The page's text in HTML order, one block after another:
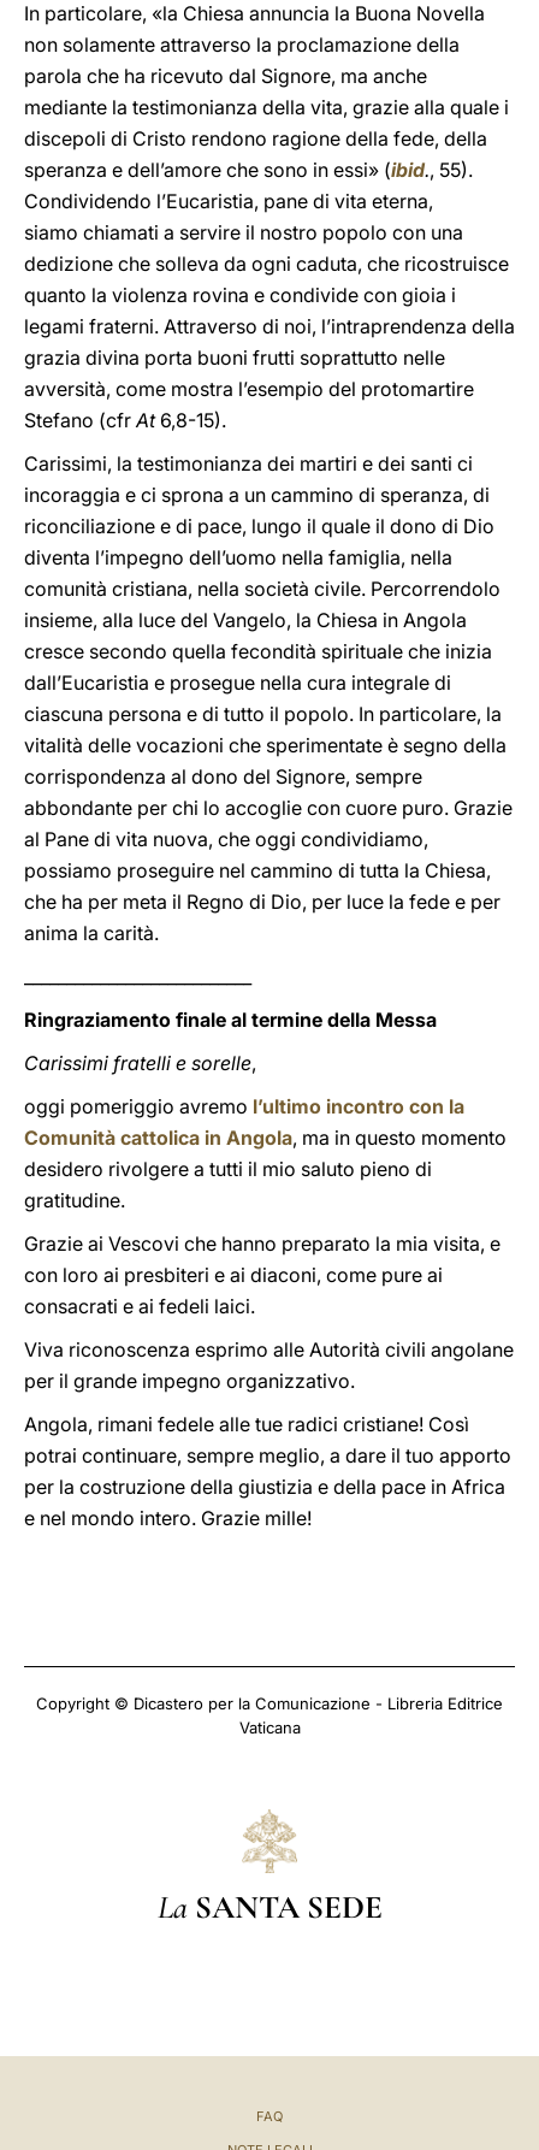
In particolare, «la Chiesa annuncia la Buona Novella
non solamente attraverso la proclamazione della
parola che ha ricevuto dal Signore, ma anche
mediante la testimonianza della vita, grazie alla quale i
discepoli di Cristo rendono ragione della fede, della
speranza e dell’amore che sono in essi» (ibid., 55).
Condividendo l’Eucaristia, pane di vita eterna,
siamo chiamati a servire il nostro popolo con una
dedizione che solleva da ogni caduta, che ricostruisce
quanto la violenza rovina e condivide con gioia i
legami fraterni. Attraverso di noi, l’intraprendenza della
grazia divina porta buoni frutti soprattutto nelle
avversità, come mostra l’esempio del protomartire
Stefano (cfrAt6,8-15).
Carissimi, la testimonianza dei martiri e dei santi ci
incoraggia e ci sprona a un cammino di speranza, di
riconciliazione e di pace, lungo il quale il dono di Dio
diventa l’impegno dell’uomo nella famiglia, nella
comunità cristiana, nella società civile. Percorrendolo
insieme, alla luce del Vangelo, la Chiesa in Angola
cresce secondo quella fecondità spirituale che inizia
dall’Eucaristia e prosegue nella cura integrale di
ciascuna persona e di tutto il popolo. In particolare, la
vitalità delle vocazioni che sperimentate è segno della
corrispondenza al dono del Signore, sempre
abbondante per chi lo accoglie con cuore puro. Grazie
al Pane di vita nuova, che oggi condividiamo,
possiamo proseguire nel cammino di tutta la Chiesa,
che ha per meta il Regno di Dio, per luce la fede e per
anima la carità.
Ringraziamento finale al termine della Messa
Carissimi fratelli e sorelle,
oggi pomeriggio avremo l’ultimo incontro con la
Comunità cattolica in Angola, ma in questo momento
desidero rivolgere a tutti il mio saluto pieno di
gratitudine.
Grazie ai Vescovi che hanno preparato la mia visita, e
con loro ai presbiteri e ai diaconi, come pure ai
consacrati e ai fedeli laici.
Viva riconoscenza esprimo alle Autorità civili angolane
per il grande impegno organizzativo.
Angola, rimani fedele alle tue radici cristiane! Così
potrai continuare, sempre meglio, a dare il tuo apporto
per la costruzione della giustizia e della pace in Africa
e nel mondo intero. Grazie mille!
Copyright © Dicastero per la Comunicazione - Libreria Editrice
Vaticana
La SANTA SEDE
FAQ